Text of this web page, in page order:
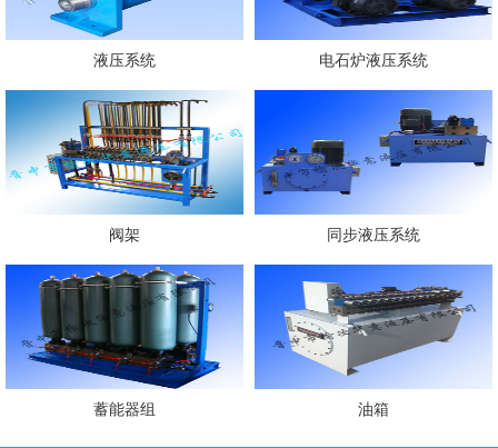
液压系统 电石炉液压系统
阀架 同步液压系统
蓄能器组 油箱